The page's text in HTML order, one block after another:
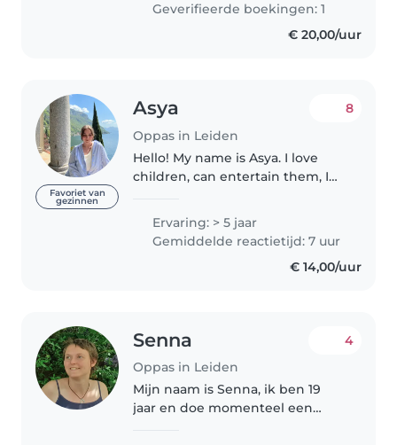
Geverifieerde boekingen: 1
€ 20,00/uur
Favoriet van
gezinnen
Asya
Oppas in Leiden
8
Hello! My name is Asya. I love
children, can entertain them, I
babysitting children of different
ages, even the smallest ones)..
Ervaring: > 5 jaar
Gemiddelde reactietijd: 7 uur
€ 14,00/uur
Senna
Oppas in Leiden
4
Mijn naam is Senna, ik ben 19
jaar en doe momenteel een